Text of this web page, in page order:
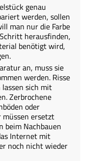
genau
werden, sollen
man nur die Farbe
herausfinden,
benötigt wird,
an, muss sie
werden. Risse
lassen sich mit
Zerbrochene
oder
müssen ersetzt
beim Nachbauen
Internet mit
noch nicht wieder